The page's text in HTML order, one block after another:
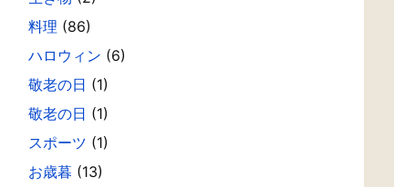
料理 (86)
ハロウィン (6)
敬老の日 (1)
敬老の日 (1)
スポーツ (1)
お歳暮 (13)